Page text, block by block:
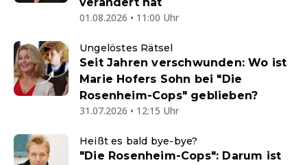
01.08.2026 • 11:00 Uhr
Ungelöstes Rätsel
Seit Jahren verschwunden: Wo ist
Marie Hofers Sohn bei "Die
Rosenheim-Cops" geblieben?
31.07.2026 • 12:15 Uhr
Heißt es bald bye-bye?
"Die Rosenheim-Cops": Darum ist